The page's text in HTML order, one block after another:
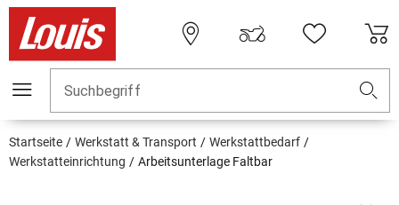
Suchbegriff
Startseite Werkstatt & Transport
Werkstattbedarf
Werkstatteinrichtung
Arbeitsunterlage Faltbar